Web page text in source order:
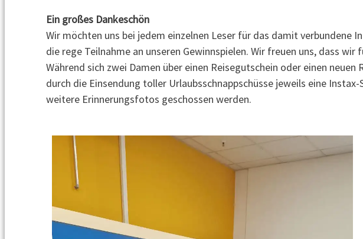
Ein großes Dankeschön
Wir möchten uns bei jedem einzelnen Leser für das damit verbundene
die rege Teilnahme an unseren Gewinnspielen. Wir freuen uns, dass
Während sich zwei Damen über einen Reisegutschein oder einen
durch die Einsendung toller Urlaubsschnappschüsse jeweils eine
weitere Erinnerungsfotos geschossen werden.